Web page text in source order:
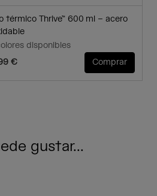
térmico Thrive™ 600 ml – acero
disponibles
€
Comprar
gustar...